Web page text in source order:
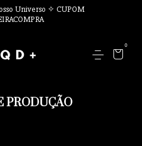
Universo ✧ CUPOM
0
PRODUÇÃO